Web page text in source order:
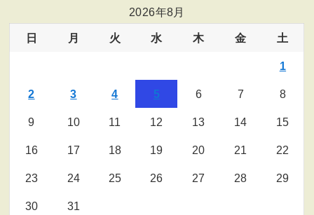
2026年8月
日 月 火 水 木 金 土
1
2 3 4 5 6 7 8
9 10 11 12 13 14 15
16 17 18 19 20 21 22
23 24 25 26 27 28 29
30 31